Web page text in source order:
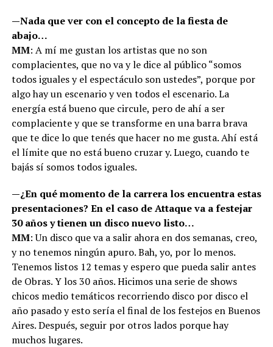
—Nada que ver con el concepto de la fiesta de
abajo…
MM: A mí me gustan los artistas que no son
complacientes, que no va y le dice al público “somos
todos iguales y el espectáculo son ustedes”, porque por
algo hay un escenario y ven todos el escenario. La
energía está bueno que circule, pero de ahí a ser
complaciente y que se transforme en una barra brava
que te dice lo que tenés que hacer no me gusta. Ahí está
el límite que no está bueno cruzar y. Luego, cuando te
bajás sí somos todos iguales.
—¿En qué momento de la carrera los encuentra estas
presentaciones? En el caso de Attaque va a festejar
30 años y tienen un disco nuevo listo…
MM: Un disco que va a salir ahora en dos semanas, creo,
y no tenemos ningún apuro. Bah, yo, por lo menos.
Tenemos listos 12 temas y espero que pueda salir antes
de Obras. Y los 30 años. Hicimos una serie de shows
chicos medio temáticos recorriendo disco por disco el
año pasado y esto sería el final de los festejos en Buenos
Aires. Después, seguir por otros lados porque hay
muchos lugares.